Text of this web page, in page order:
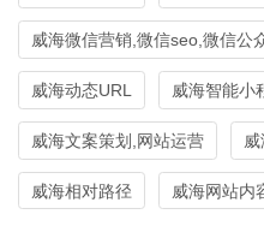
威海微信营销,微信seo,微信公
威海动态URL 威海智能小
威海文案策划,网站运营
威海相对路径 威海网站内